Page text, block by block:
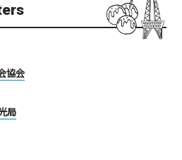
協会
局